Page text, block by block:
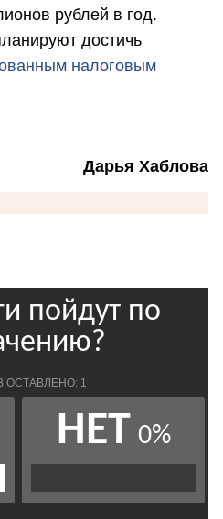
рублей в год.
достичь
налоговым
Дарья Хаблова